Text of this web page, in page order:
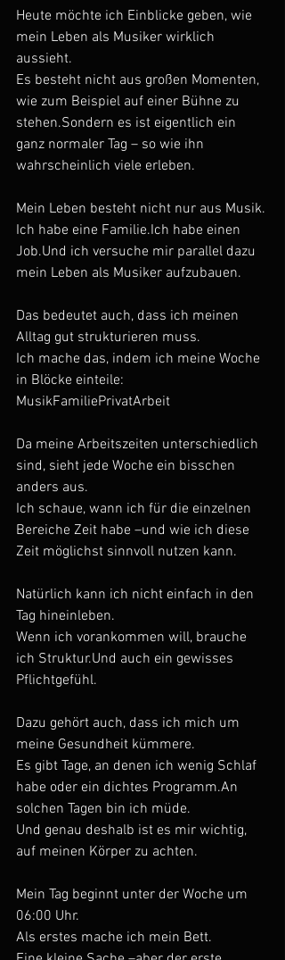
Heute möchte ich Einblicke geben, wie
mein Leben als Musiker wirklich
aussieht.
Es besteht nicht aus großen Momenten,
wie zum Beispiel auf einer Bühne zu
stehen.Sondern es ist eigentlich ein
ganz normaler Tag – so wie ihn
wahrscheinlich viele erleben.
Mein Leben besteht nicht nur aus Musik.
Ich habe eine Familie.Ich habe einen
Job.Und ich versuche mir parallel dazu
mein Leben als Musiker aufzubauen.
Das bedeutet auch, dass ich meinen
Alltag gut strukturieren muss.
Ich mache das, indem ich meine Woche
in Blöcke einteile:
MusikFamiliePrivatArbeit
Da meine Arbeitszeiten unterschiedlich
sind, sieht jede Woche ein bisschen
anders aus.
Ich schaue, wann ich für die einzelnen
Bereiche Zeit habe –und wie ich diese
Zeit möglichst sinnvoll nutzen kann.
Natürlich kann ich nicht einfach in den
Tag hineinleben.
Wenn ich vorankommen will, brauche
ich Struktur.Und auch ein gewisses
Pflichtgefühl.
Dazu gehört auch, dass ich mich um
meine Gesundheit kümmere.
Es gibt Tage, an denen ich wenig Schlaf
habe oder ein dichtes Programm.An
solchen Tagen bin ich müde.
Und genau deshalb ist es mir wichtig,
auf meinen Körper zu achten.
Mein Tag beginnt unter der Woche um
06:00 Uhr.
Als erstes mache ich mein Bett.